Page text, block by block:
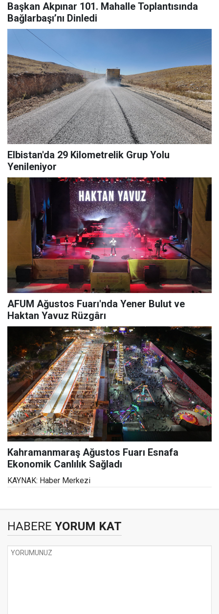
Başkan Akpınar 101. Mahalle Toplantısında
Bağlarbaşı’nı Dinledi
Elbistan'da 29 Kilometrelik Grup Yolu
Yenileniyor
AFUM Ağustos Fuarı'nda Yener Bulut ve
Haktan Yavuz Rüzgârı
Kahramanmaraş Ağustos Fuarı Esnafa
Ekonomik Canlılık Sağladı
KAYNAK: Haber Merkezi
HABERE YORUM KAT